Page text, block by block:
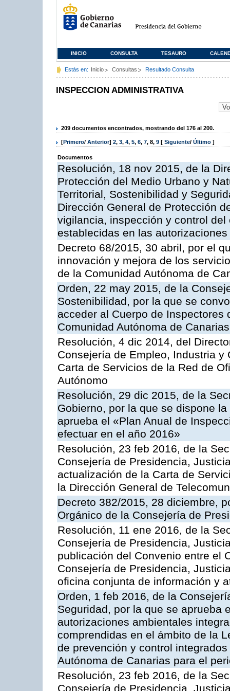
INICIO CONSULTA TESAURO
Estás en: Inicio Consultas Resultado Consulta
INSPECCION ADMINISTRATIVA
209 documentos encontrados, mostrando del 176 al 200.
[Primero/ Anterior] 2, 3, 4, 5, 6, 7, 8, 9 [ Siguiente/ Último ]
Documentos
Resolución, 18 nov 2015, de la
Protección del Medio Urbano y
Territorial, Sostenibilidad y
Dirección General de Protección
vigilancia, inspección y control
establecidas en las
Decreto 68/2015, 30 abril, por el
innovación y mejora de los
de la Comunidad Autónoma de
Orden, 22 may 2015, de la
Sostenibilidad, por la que se
acceder al Cuerpo de
Comunidad Autónoma de Canarias
Resolución, 4 dic 2014, del
Consejería de Empleo, Industria
Carta de Servicios de la Red de
Autónomo
Resolución, 29 dic 2015, de la
Gobierno, por la que se dispone
aprueba el «Plan Anual de
efectuar en el año 2016»
Resolución, 23 feb 2016, de la
Consejería de Presidencia,
actualización de la Carta de
la Dirección General de
Decreto 382/2015, 28 diciembre,
Orgánico de la Consejería de
Resolución, 11 ene 2016, de la
Consejería de Presidencia,
publicación del Convenio entre el
Consejería de Presidencia,
oficina conjunta de información y
Orden, 1 feb 2016, de la
Seguridad, por la que se aprueba
autorizaciones ambientales
comprendidas en el ámbito de la
de prevención y control
Autónoma de Canarias para el
Resolución, 23 feb 2016, de la